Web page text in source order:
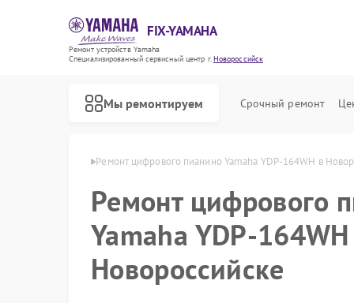
FIX-YAMAHA
Ремонт устройств Yamaha
Специализированный cервисный центр г.Новороссийск
Мы ремонтируем Срочный ремонт
в Новороссийске Ремонт цифрового пианино Yamaha YDP-164WH в
Ремонт цифрового
Yamaha YDP-
Новороссийске